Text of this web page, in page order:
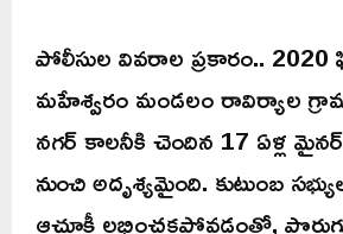
పోలీసుల వివరాల ప్రకారం.. 2020
మహేశ్వరం మండలం రావిర్యాల
నగర్ కాలనీకి చెందిన 17 ఏళ్ల
నుంచి అదృశ్యమైంది. కుటుంబ
ఆచూకీ లభించకపోవడంతో,